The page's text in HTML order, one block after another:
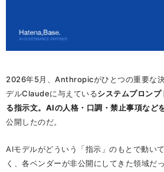
2026年5月、Anthropicがひとつの重要な
デルClaudeに与えているシステムプロン
る指示文。AIの人格・口調・禁止事項など
公開したのだ。
AIモデルがどういう「指示」のもとで動い
く、各ベンダーが非公開にしてきた領域だ